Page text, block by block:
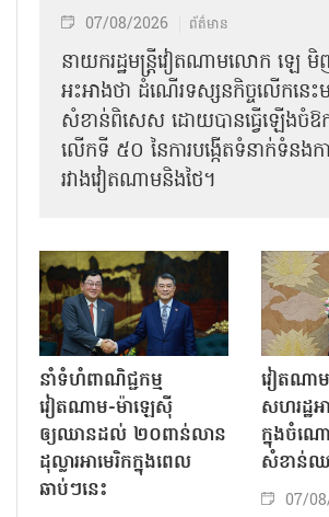
07/08/2026 ព័ត៌មាន
នាយករដ្ឋមន្ត្រីវៀតណាមលោក ឡេ
អះអាងថា ដំណើរទស្សនកិច្ចលើកនេះ
សំខាន់ពិសេស ដោយបានធ្វើឡើងចំ
លើកទី ៥០ នៃការបង្កើតទំនាក់ទំនងក
រវាងវៀតណាមនិងថៃ។
នាំទំហំពាណិជ្ជកម្ម
វៀតណាម-ម៉ាឡេស៊ី
ឲ្យឈានដល់ ២០ពាន់លាន
ដុល្លារអាមេរិកក្នុងពេល
ឆាប់ៗនេះ
វៀតណា
សហរដ្ឋអ
ក្នុងចំណ
សំខាន់ឈ
07/